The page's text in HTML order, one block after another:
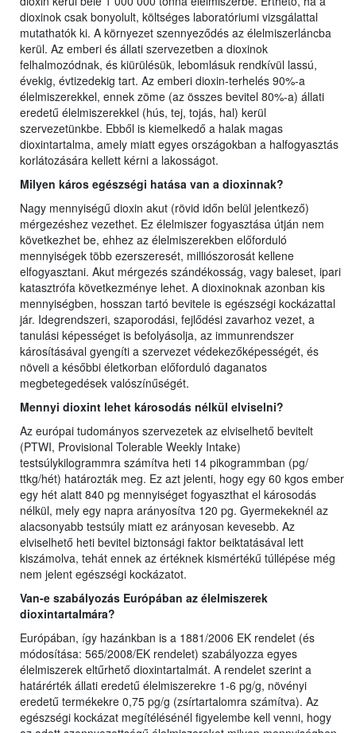
dioxinok csak bonyolult, költséges laboratóriumi vizsgálattal
mutathatók ki. A környezet szennyeződés az élelmiszerláncba
kerül. Az emberi és állati szervezetben a dioxinok
felhalmozódnak, és kiürülésük, lebomlásuk rendkívül lassú,
évekig, évtizedekig tart. Az emberi dioxin-terhelés 90%-a
élelmiszerekkel, ennek zöme (az összes bevitel 80%-a) állati
eredetű élelmiszerekkel (hús, tej, tojás, hal) kerül
szervezetünkbe. Ebből is kiemelkedő a halak magas
dioxintartalma, amely miatt egyes országokban a halfogyasztás
korlátozására kellett kérni a lakosságot.
Milyen káros egészségi hatása van a dioxinnak?
Nagy mennyiségű dioxin akut (rövid időn belül jelentkező)
mérgezéshez vezethet. Ez élelmiszer fogyasztása útján nem
következhet be, ehhez az élelmiszerekben előforduló
mennyiségek több ezerszeresét, milliószorosát kellene
elfogyasztani. Akut mérgezés szándékosság, vagy baleset, ipari
katasztrófa következménye lehet. A dioxinoknak azonban kis
mennyiségben, hosszan tartó bevitele is egészségi kockázattal
jár. Idegrendszeri, szaporodási, fejlődési zavarhoz vezet, a
tanulási képességet is befolyásolja, az immunrendszer
károsításával gyengíti a szervezet védekezőképességét, és
növeli a későbbi életkorban előforduló daganatos
megbetegedések valószínűségét.
Mennyi dioxint lehet károsodás nélkül elviselni?
Az európai tudományos szervezetek az elviselhető bevitelt
(PTWI, Provisional Tolerable Weekly Intake)
testsúlykilogrammra számítva heti 14 pikogrammban (pg/
ttkg/hét) határozták meg. Ez azt jelenti, hogy egy 60 kgos ember
egy hét alatt 840 pg mennyiséget fogyaszthat el károsodás
nélkül, mely egy napra arányosítva 120 pg. Gyermekeknél az
alacsonyabb testsúly miatt ez arányosan kevesebb. Az
elviselhető heti bevitel biztonsági faktor beiktatásával lett
kiszámolva, tehát ennek az értéknek kismértékű túllépése még
nem jelent egészségi kockázatot.
Van-e szabályozás Európában az élelmiszerek
dioxintartalmára?
Európában, így hazánkban is a 1881/2006 EK rendelet (és
módosítása: 565/2008/EK rendelet) szabályozza egyes
élelmiszerek eltűrhető dioxintartalmát. A rendelet szerint a
határérték állati eredetű élelmiszerekre 1-6 pg/g, növényi
eredetű termékekre 0,75 pg/g (zsírtartalomra számítva). Az
egészségi kockázat megítélésénél figyelembe kell venni, hogy